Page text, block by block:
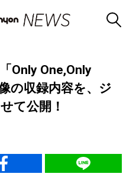
Only One,Only
の収録内容を、ジ
て公開！